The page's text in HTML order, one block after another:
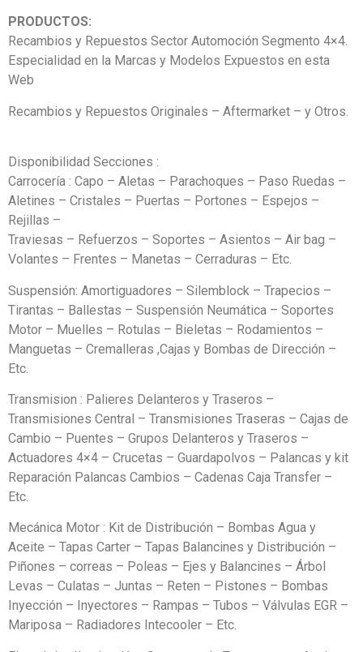
PRODUCTOS:
Recambios y Repuestos Sector Automoción Segmento 4×4.
Especialidad en la Marcas y Modelos Expuestos en esta
Web
Recambios y Repuestos Originales – Aftermarket – y Otros.
Disponibilidad Secciones :
Carrocería : Capo – Aletas – Parachoques – Paso Ruedas –
Aletines – Cristales – Puertas – Portones – Espejos –
Rejillas –
Traviesas – Refuerzos – Soportes – Asientos – Air bag –
Volantes – Frentes – Manetas – Cerraduras – Etc.
Suspensión: Amortiguadores – Silemblock – Trapecios –
Tirantas – Ballestas – Suspensión Neumática – Soportes
Motor – Muelles – Rotulas – Bieletas – Rodamientos –
Manguetas – Cremalleras ,Cajas y Bombas de Dirección –
Etc.
Transmision : Palieres Delanteros y Traseros –
Transmisiones Central – Transmisiones Traseras – Cajas de
Cambio – Puentes – Grupos Delanteros y Traseros –
Actuadores 4×4 – Crucetas – Guardapolvos – Palancas y kit
Reparación Palancas Cambios – Cadenas Caja Transfer –
Etc.
Mecánica Motor : Kit de Distribución – Bombas Agua y
Aceite – Tapas Carter – Tapas Balancines y Distribución –
Piñones – correas – Poleas – Ejes y Balancines – Árbol
Levas – Culatas – Juntas – Reten – Pistones – Bombas
Inyección – Inyectores – Rampas – Tubos – Válvulas EGR –
Mariposa – Radiadores Intecooler – Etc.